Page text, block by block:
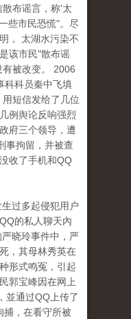
布谣言，称'太
些市民恐慌"。尽
， 太湖水污染不
该市民"散布谣
被改变。 2006
科科员秦中飞填
短信发给了几位
例舆论反响强烈
府三个领导，遭
事拘留，并被查
收了手机和QQ
过多起侵犯用户
的私人聊天內
晓玲事件中，严
，其母林秀英在
形式鸣冤，引起
郭宝峰因在网上
並通过QQ上传了
捕，在看守所被